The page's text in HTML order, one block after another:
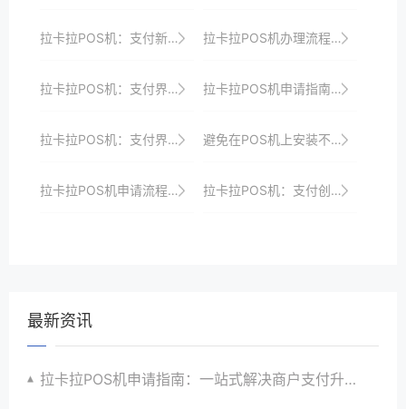
拉卡拉POS机：支付新体验，轻松收银 拉卡拉POS机办理流程揭秘：轻松几步，完成办理
拉卡拉POS机：支付界的“智能专家”，助力商家赢在未来 拉卡拉POS机申请指南：步骤详解与常见问题解答
拉卡拉POS机：支付界的“智能领袖” 避免在POS机上安装不必要的插件或扩展。
拉卡拉POS机申请流程简化版，助你轻松实现支付升级 拉卡拉POS机：支付创新，引领行业发展
最新资讯
拉卡拉POS机申请指南：一站式解决商户支付升级、智能化与创新需求